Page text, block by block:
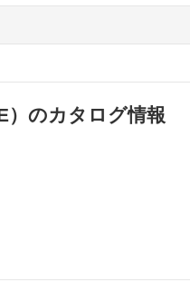
）のカタログ情報